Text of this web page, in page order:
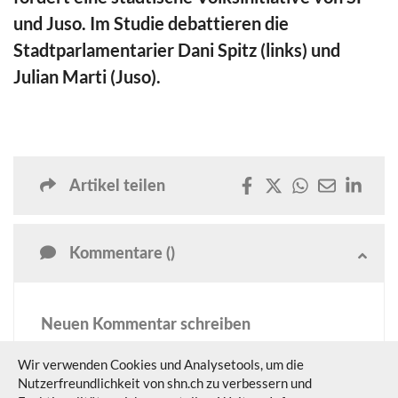
seconds
und Juso. Im Studie debattieren die
Stadtparlamentarier Dani Spitz (links) und
Julian Marti (Juso).
Artikel teilen
Kommentare ()
Neuen Kommentar schreiben
Benutzern zur Verfügung.
Wir verwenden Cookies und Analysetools, um die
Nutzerfreundlichkeit von shn.ch zu verbessern und